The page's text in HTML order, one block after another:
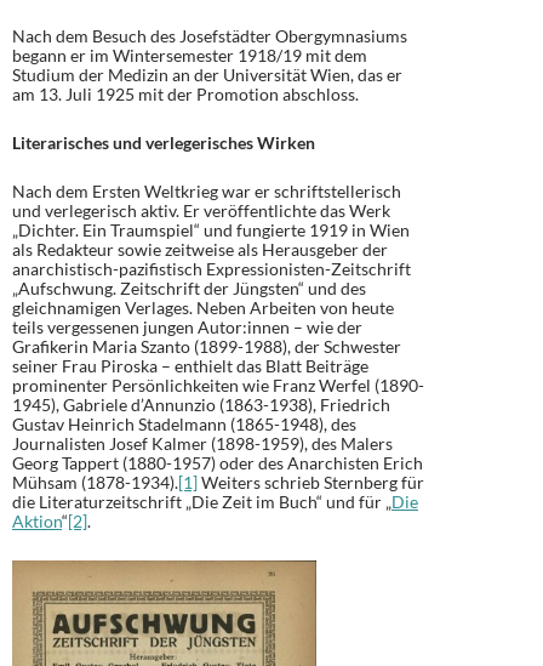
Nach dem Besuch des Josefstädter Obergymnasiums
begann er im Wintersemester 1918/19 mit dem
Studium der Medizin an der Universität Wien, das er
am 13. Juli 1925 mit der Promotion abschloss.
Literarisches und verlegerisches Wirken
Nach dem Ersten Weltkrieg war er schriftstellerisch
und verlegerisch aktiv. Er veröffentlichte das Werk
„Dichter. Ein Traumspiel“ und fungierte 1919 in Wien
als Redakteur sowie zeitweise als Herausgeber der
anarchistisch-pazifistisch Expressionisten-Zeitschrift
„Aufschwung. Zeitschrift der Jüngsten“ und des
gleichnamigen Verlages. Neben Arbeiten von heute
teils vergessenen jungen Autor:innen – wie der
Grafikerin Maria Szanto (1899-1988), der Schwester
seiner Frau Piroska – enthielt das Blatt Beiträge
prominenter Persönlichkeiten wie Franz Werfel (1890-
1945), Gabriele d’Annunzio (1863-1938), Friedrich
Gustav Heinrich Stadelmann (1865-1948), des
Journalisten Josef Kalmer (1898-1959), des Malers
Georg Tappert (1880-1957) oder des Anarchisten Erich
Mühsam (1878-1934).[1]Weiters schrieb Sternberg für
die Literaturzeitschrift „Die Zeit im Buch“ und für „Die
Aktion“[2].